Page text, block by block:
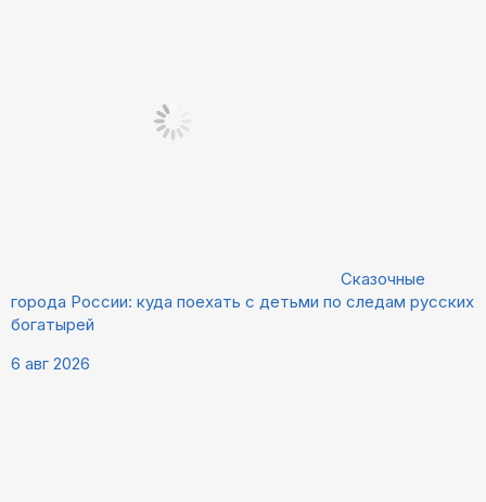
Сказочные
города России: куда поехать с детьми по следам русских
богатырей
6 авг 2026